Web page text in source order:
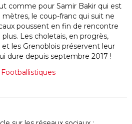
comme pour Samir Bakir qui est
mètres, le coup-franc qui suit ne
poussent en fin de rencontre
Les choletais, en progrès,
les Grenoblois préservent leur
dure depuis septembre 2017 !